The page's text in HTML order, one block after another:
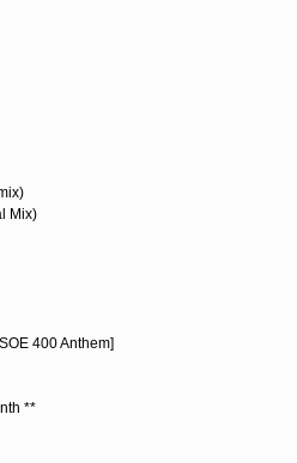
Mix)
400 Anthem]
**